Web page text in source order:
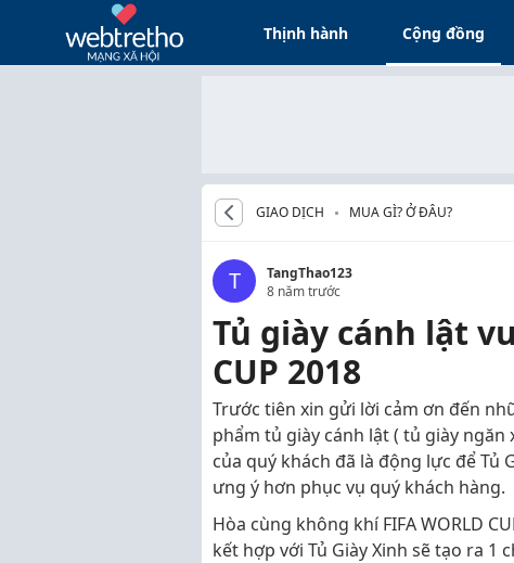
Thịnh hành Cộng đồng
GIAO DỊCH MUA GÌ? Ở ĐÂU?
T
TangThao123
8 năm trước
Tủ giày cánh lật
CUP 2018
Trước tiên xin gửi lời cảm ơn đến
phẩm tủ giày cánh lật ( tủ giày ngăn
của quý khách đã là động lực để Tủ
ưng ý hơn phục vụ quý khách hàng.
Hòa cùng không khí FIFA WORLD
kết hợp với Tủ Giày Xinh sẽ tạo ra